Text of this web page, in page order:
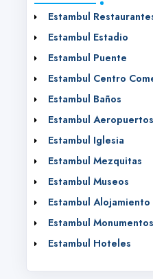
Estambul
Estambul Estadio
Estambul Puente
Estambul Centro
Estambul Baños
Estambul Aeropuertos
Estambul Iglesia
Estambul Mezquitas
Estambul Museos
Estambul Alojamiento
Estambul
Estambul Hoteles